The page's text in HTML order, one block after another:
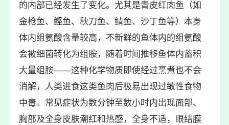
的内部已经发生了变化。尤其是青皮红肉鱼（如
金枪鱼、鲣鱼、秋刀鱼、鲭鱼、沙丁鱼等）本身
体内组氨酸含量较高，不新鲜的鱼体内的组氨酸
会被细菌转化为组胺，随着时间推移鱼体内蓄积
大量组胺——这种化学物质即使经过烹煮也不会
消解，人类进食这类鱼肉后极易出现过敏性食物
中毒。常见症状为数分钟至数小时内出现面部、
胸部及全身皮肤潮红和热感，全身不适，眼结膜